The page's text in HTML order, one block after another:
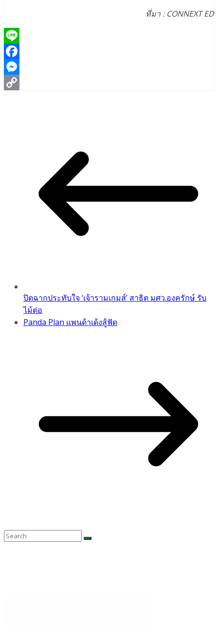
ที่มา : CONNEXT ED
Line
Facebook
Messenger
ปิดฉากประทับใจ ‘เจ้ารามเกมส์’ สาธิต มศว.องครักษ์ รับ
ไม้ต่อ
Panda Plan แพนด้าเด้งสู้ฟัด